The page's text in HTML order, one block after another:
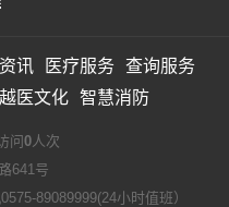
讯 医疗服务
查询服务
越医文化 智慧消防
问0人次
641号
89089999(24小时值班）